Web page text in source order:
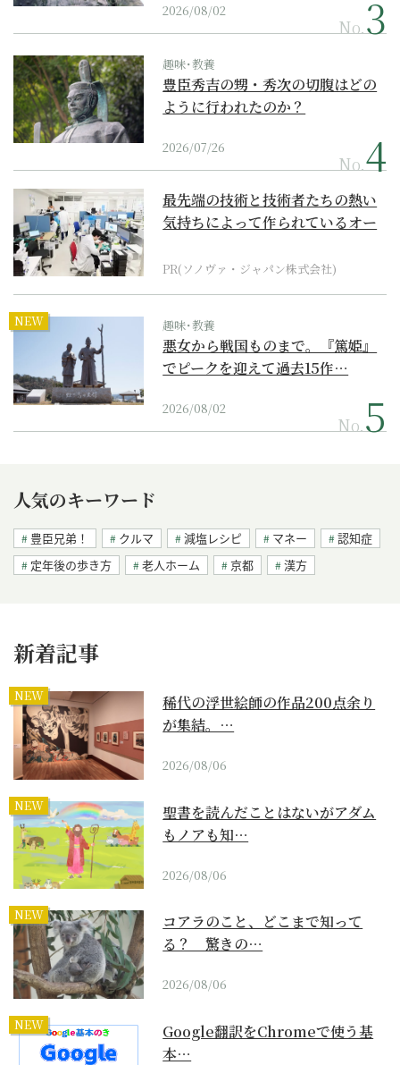
2026/08/02
No.
趣味･教養
豊臣秀吉の甥・秀次の切腹はどの
ように行われたのか？
2026/07/26
No.
最先端の技術と技術者たちの熱い
気持ちによって作られているオー
PR(ソノヴァ・ジャパン株式会社)
NEW 趣味･教養
悪女から戦国ものまで。『篤姫』
でピークを迎えて過去15作…
2026/08/02
No.
人気のキーワード
豊臣兄弟！ クルマ 減塩レシピ マネー
認知症
定年後の歩き方
老人ホーム 京都 漢方
新着記事
NEW
稀代の浮世絵師の作品200点余り
が集結。…
2026/08/06
NEW
聖書を読んだことはないがアダム
もノアも知…
2026/08/06
NEW
コアラのこと、どこまで知って
る？ 驚きの…
2026/08/06
NEW
Google翻訳をChromeで使う基
本…